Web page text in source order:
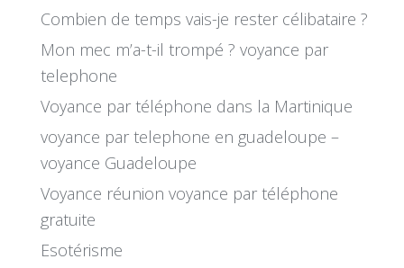
Combien de temps vais-je rester célibataire ?
Mon mec m’a-t-il trompé ? voyance par
telephone
Voyance par téléphone dans la Martinique
voyance par telephone en guadeloupe –
voyance Guadeloupe
Voyance réunion voyance par téléphone
gratuite
Esotérisme